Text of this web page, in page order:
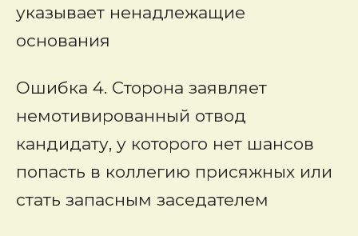
указывает ненадлежащие
основания
Ошибка 4. Сторона заявляет
немотивированный отвод
кандидату, у которого нет шансов
попасть в коллегию присяжных или
стать запасным заседателем